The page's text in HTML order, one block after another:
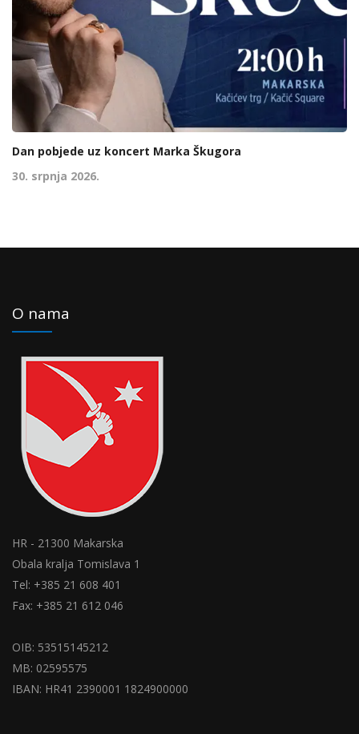
Dan pobjede uz koncert Marka Škugora
30. srpnja 2026.
O nama
HR - 21300 Makarska
Obala kralja Tomislava 1
Tel: +385 21 608 401
Fax: +385 21 612 046
OIB: 53515145212
MB: 02595575
IBAN: HR41 2390001 1824900000